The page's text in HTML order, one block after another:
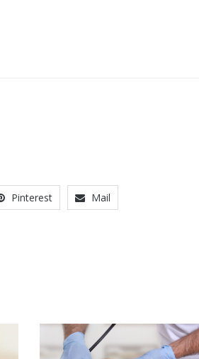
Pinterest Mail